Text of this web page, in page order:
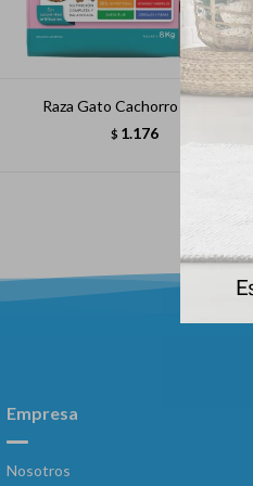
Raza Gato Cachorro X 8 Kg
$ 1.176
Empresa
Nosotros